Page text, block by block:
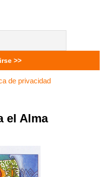
de privacidad
el Alma